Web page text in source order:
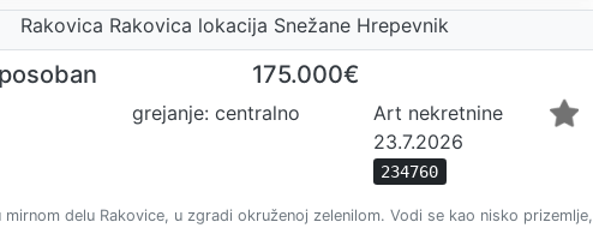
Rakovica Rakovica lokacija Snežane Hrepevnik
175.000€
grejanje: centralno
Art nekretnine
23.7.2026
234760
mirnom delu Rakovice, u zgradi okruženoj zelenilom. Vodi se kao nisko prizemlje,